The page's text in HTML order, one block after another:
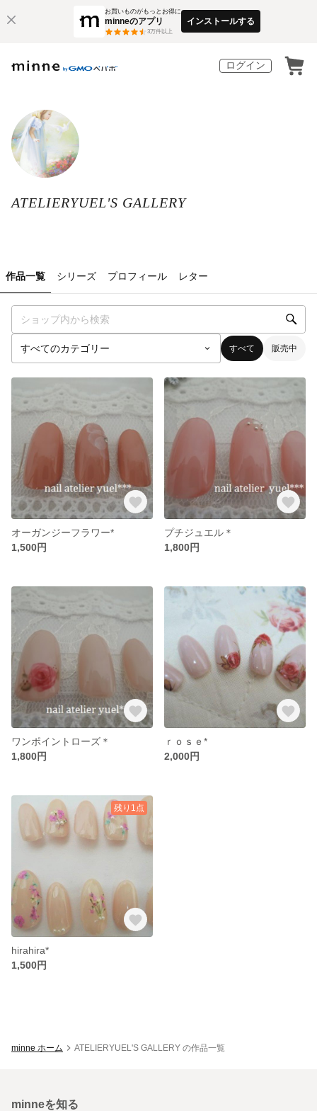
お買いものがもっとお得に
minneのアプリ
3万件以上
インストールする
ログイン
ATELIERYUEL'S GALLERY
作品一覧 シリーズ プロフィール レター
すべて 販売中
オーガンジーフラワー*
1,500円
プチジュエル＊
1,800円
ワンポイントローズ＊
1,800円
ｒｏｓｅ*
2,000円
残り1点
hirahira*
1,500円
minne ホーム ATELIERYUEL'S GALLERY の作品一覧
minneを知る